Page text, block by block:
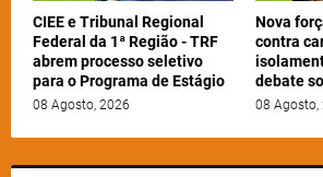
CIEE e Tribunal Regional
Federal da 1ª Região - TRF
abrem processo seletivo
para o Programa de Estágio
08 Agosto, 2026
Nova
contra
debate
08 Agosto,